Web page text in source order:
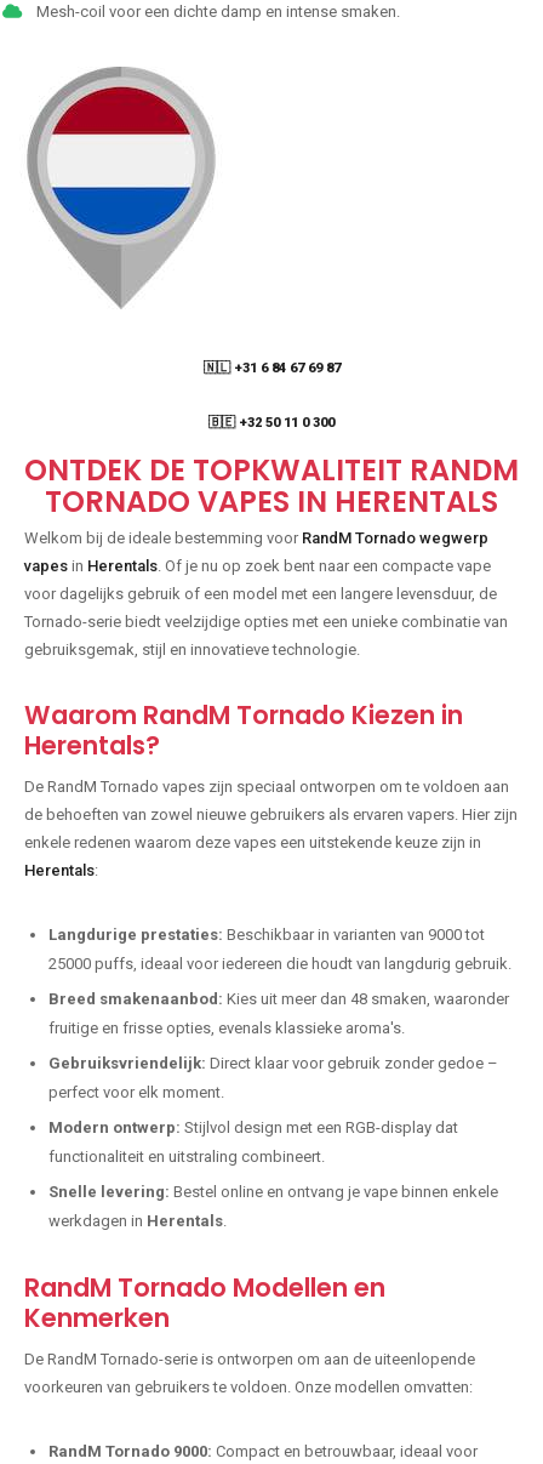
Mesh-coil voor een dichte damp en intense smaken.
🇳🇱 +31 6 84 67 69 87
🇧🇪 +32 50 11 0 300
ONTDEK DE TOPKWALITEIT RANDM
TORNADO VAPES IN HERENTALS
Welkom bij de ideale bestemming voor RandM Tornado wegwerp
vapes in Herentals . Of je nu op zoek bent naar een compacte vape
voor dagelijks gebruik of een model met een langere levensduur, de
Tornado-serie biedt veelzijdige opties met een unieke combinatie van
gebruiksgemak, stijl en innovatieve technologie.
Waarom RandM Tornado Kiezen in
Herentals?
De RandM Tornado vapes zijn speciaal ontworpen om te voldoen aan
de behoeften van zowel nieuwe gebruikers als ervaren vapers. Hier zijn
enkele redenen waarom deze vapes een uitstekende keuze zijn in
Herentals:
Langdurige prestaties: Beschikbaar in varianten van 9000 tot
25000 puffs, ideaal voor iedereen die houdt van langdurig gebruik.
Breed smakenaanbod: Kies uit meer dan 48 smaken, waaronder
fruitige en frisse opties, evenals klassieke aroma's.
Gebruiksvriendelijk: Direct klaar voor gebruik zonder gedoe –
perfect voor elk moment.
Modern ontwerp: Stijlvol design met een RGB-display dat
functionaliteit en uitstraling combineert.
Snelle levering: Bestel online en ontvang je vape binnen enkele
werkdagen in Herentals
RandM Tornado Modellen en
Kenmerken
De RandM Tornado-serie is ontworpen om aan de uiteenlopende
voorkeuren van gebruikers te voldoen. Onze modellen omvatten:
RandM Tornado 9000: Compact en betrouwbaar, ideaal voor